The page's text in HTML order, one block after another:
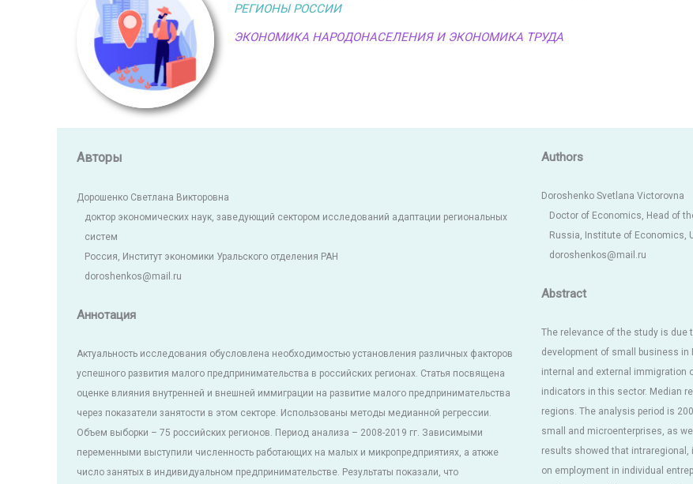
РЕГИОНЫ РОССИИ
ЭКОНОМИКА НАРОДОНАСЕЛЕНИЯ И ЭКОНОМИКА ТРУДА
Авторы
Дорошенко Светлана Викторовна
доктор экономических наук, заведующий сектором исследований адаптации региональных
систем
Россия, Институт экономики Уральского отделения РАН
doroshenkos@mail.ru
Аннотация
Актуальность исследования обусловлена необходимостью установления различных факторов
успешного развития малого предпринимательства в российских регионах. Статья посвящена
оценке влияния внутренней и внешней иммиграции на развитие малого предпринимательства
через показатели занятости в этом секторе. Использованы методы медианной регрессии.
Объем выборки – 75 российских регионов. Период анализа – 2008-2019 гг. Зависимыми
переменными выступили численность работающих на малых и микропредприятиях, а аткже
число занятых в индивидуальном предпринимательстве. Результаты показали, что
Authors
Doroshenko Svetlana Viсtorovna
Doctor of Economics, Head of
Russia, Institute of Economics,
doroshenkos@mail.ru
Abstract
The relevance of the study is
development of small business
internal and external immigration
indicators in this sector. Median
regions. The analysis period is
small and microenterprises, as
results showed that
on employment in individual